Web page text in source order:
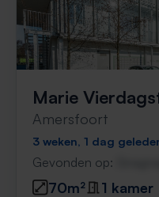
Marie
Amersfoort
3 weken, 1 dag
Gevonden op:
70m² 1 kamer